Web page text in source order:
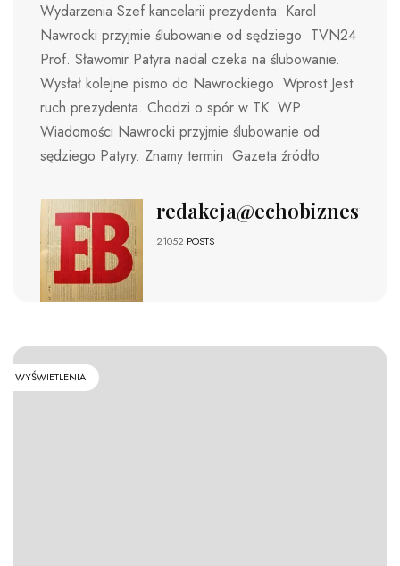
Wydarzenia Szef kancelarii prezydenta: Karol
Nawrocki przyjmie ślubowanie od sędziego TVN24
Prof. Sławomir Patyra nadal czeka na ślubowanie.
Wysłał kolejne pismo do Nawrockiego Wprost Jest
ruch prezydenta. Chodzi o spór w TK WP
Wiadomości Nawrocki przyjmie ślubowanie od
sędziego Patyry. Znamy termin Gazeta źródło
redakcja@echobiznesu.pl
21052 POSTS
WYŚWIETLENIA